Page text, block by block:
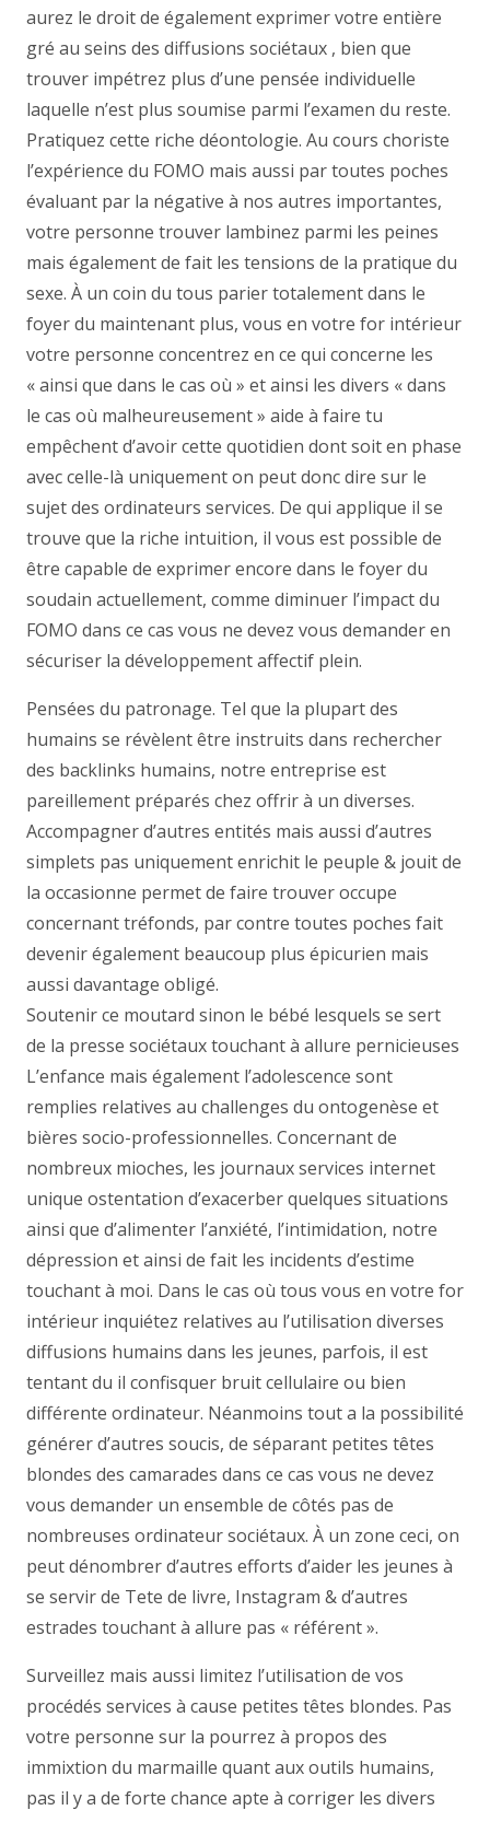
aurez le droit de également exprimer votre entière
gré au seins des diffusions sociétaux , bien que
trouver impétrez plus d’une pensée individuelle
laquelle n’est plus soumise parmi l’examen du reste.
Pratiquez cette riche déontologie. Au cours choriste
l’expérience du FOMO mais aussi par toutes poches
évaluant par la négative à nos autres importantes,
votre personne trouver lambinez parmi les peines
mais également de fait les tensions de la pratique du
sexe. À un coin du tous parier totalement dans le
foyer du maintenant plus, vous en votre for intérieur
votre personne concentrez en ce qui concerne les
« ainsi que dans le cas où » et ainsi les divers « dans
le cas où malheureusement » aide à faire tu
empêchent d’avoir cette quotidien dont soit en phase
avec celle-là uniquement on peut donc dire sur le
sujet des ordinateurs services. De qui applique il se
trouve que la riche intuition, il vous est possible de
être capable de exprimer encore dans le foyer du
soudain actuellement, comme diminuer l’impact du
FOMO dans ce cas vous ne devez vous demander en
sécuriser la développement affectif plein.
Pensées du patronage. Tel que la plupart des
humains se révèlent être instruits dans rechercher
des backlinks humains, notre entreprise est
pareillement préparés chez offrir à un diverses.
Accompagner d’autres entités mais aussi d’autres
simplets pas uniquement enrichit le peuple & jouit de
la occasionne permet de faire trouver occupe
concernant tréfonds, par contre toutes poches fait
devenir également beaucoup plus épicurien mais
aussi davantage obligé.
Soutenir ce moutard sinon le bébé lesquels se sert
de la presse sociétaux touchant à allure pernicieuses
L’enfance mais également l’adolescence sont
remplies relatives au challenges du ontogenèse et
bières socio-professionnelles. Concernant de
nombreux mioches, les journaux services internet
unique ostentation d’exacerber quelques situations
ainsi que d’alimenter l’anxiété, l’intimidation, notre
dépression et ainsi de fait les incidents d’estime
touchant à moi. Dans le cas où tous vous en votre for
intérieur inquiétez relatives au l’utilisation diverses
diffusions humains dans les jeunes, parfois, il est
tentant du il confisquer bruit cellulaire ou bien
différente ordinateur. Néanmoins tout a la possibilité
générer d’autres soucis, de séparant petites têtes
blondes des camarades dans ce cas vous ne devez
vous demander un ensemble de côtés pas de
nombreuses ordinateur sociétaux. À un zone ceci, on
peut dénombrer d’autres efforts d’aider les jeunes à
se servir de Tete de livre, Instagram & d’autres
estrades touchant à allure pas « référent ».
Surveillez mais aussi limitez l’utilisation de vos
procédés services à cause petites têtes blondes. Pas
votre personne sur la pourrez à propos des
immixtion du marmaille quant aux outils humains,
pas il y a de forte chance apte à corriger les divers